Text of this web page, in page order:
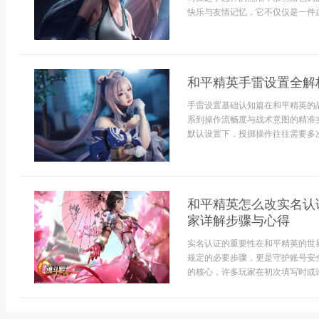
快乐与友情记忆，它不仅仅是一
和平精英手雷设置全
手雷设置基础认知篇在和平精英
系到操作流畅度与战术意图的精
默认设置下，投掷操作往往需要
和平精英怎么改实名
家详解步骤与心得
实名认证的重要性在和平精英的
规定的必要步骤，更是守护账号
的核心，许多玩家在初次填写时